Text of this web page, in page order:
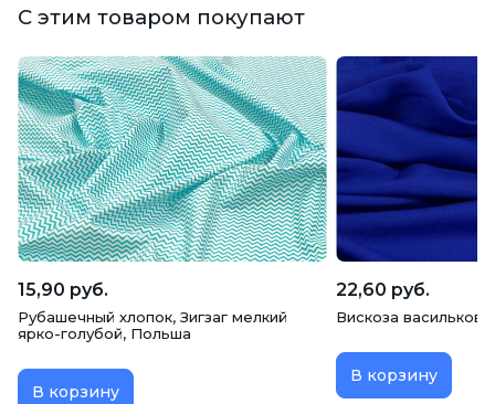
С этим товаром покупают
15,90 руб.
Рубашечный хлопок, Зигзаг мелкий
ярко-голубой, Польша
В корзину
22,60 руб.
Вискоза
В корзину